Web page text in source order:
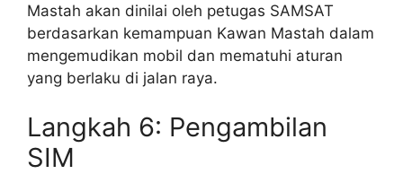
Mastah akan dinilai oleh petugas SAMSAT
berdasarkan kemampuan Kawan Mastah dalam
mengemudikan mobil dan mematuhi aturan
yang berlaku di jalan raya.
Langkah 6: Pengambilan
SIM